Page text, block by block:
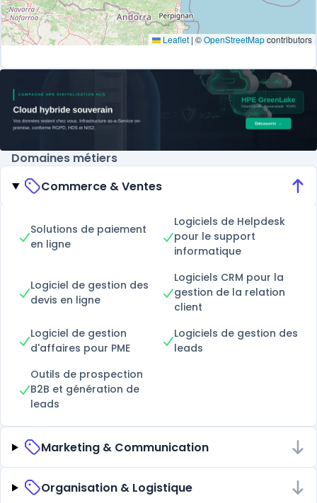
Leaflet | ©OpenStreetMapcontributors
Domaines métiers
Commerce & Ventes
Solutions de paiement
en ligne
Logiciels de Helpdesk
pour le support
informatique
Logiciel de gestion des
devis en ligne
Logiciels CRM pour la
gestion de la relation
client
Logiciel de gestion
d'affaires pour PME
Logiciels de gestion des
leads
Outils de prospection
B2B et génération de
leads
Marketing & Communication
Organisation & Logistique